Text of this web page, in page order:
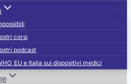
corsi
podcast
EU e Italia sui dispositivi medici